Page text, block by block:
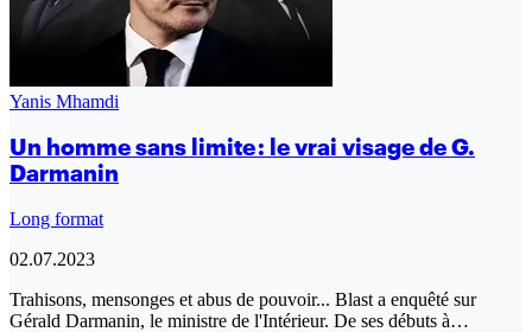
Yanis Mhamdi
Un homme sans limite : le vrai visage de G.
Darmanin
Long format
02.07.2023
Trahisons, mensonges et abus de pouvoir... Blast a enquêté sur
Gérald Darmanin, le ministre de l'Intérieur. De ses débuts à…